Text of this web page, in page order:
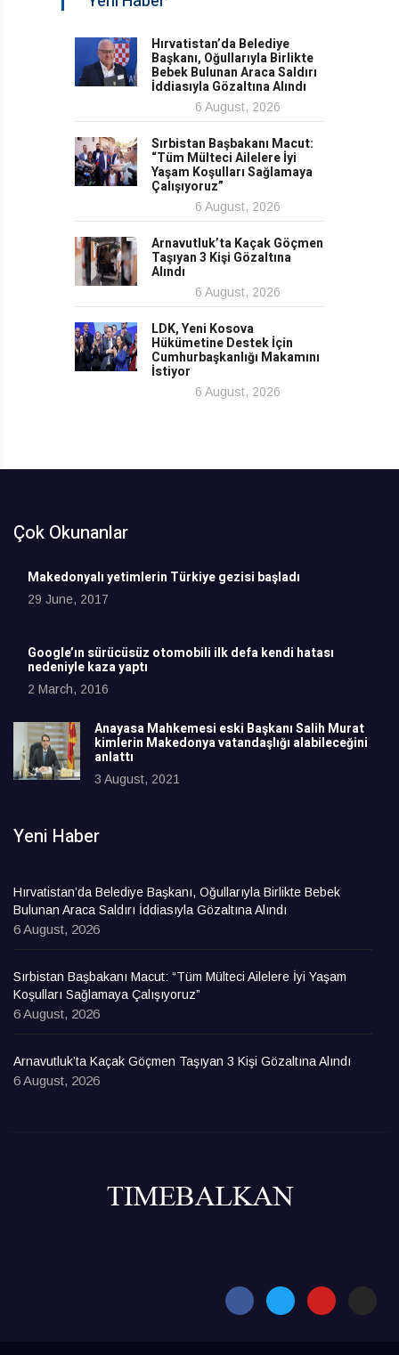
Hırvatistan’da Belediye
Başkanı, Oğullarıyla Birlikte
Bebek Bulunan Araca Saldırı
İddiasıyla Gözaltına Alındı
6 August, 2026
Sırbistan Başbakanı Macut:
“Tüm Mülteci Ailelere İyi
Yaşam Koşulları Sağlamaya
Çalışıyoruz”
6 August, 2026
Arnavutluk’ta Kaçak Göçmen
Taşıyan 3 Kişi Gözaltına
Alındı
6 August, 2026
LDK, Yeni Kosova
Hükümetine Destek İçin
Cumhurbaşkanlığı Makamını
İstiyor
6 August, 2026
Çok Okunanlar
Makedonyalı yetimlerin Türkiye gezisi başladı
29 June, 2017
Google’ın sürücüsüz otomobili ilk defa kendi hatası
nedeniyle kaza yaptı
2 March, 2016
Anayasa Mahkemesi eski Başkanı Salih Murat
kimlerin Makedonya vatandaşlığı alabileceğini
anlattı
3 August, 2021
Yeni Haber
Hırvatistan’da Belediye Başkanı, Oğullarıyla Birlikte Bebek
Bulunan Araca Saldırı İddiasıyla Gözaltına Alındı
6 August, 2026
Sırbistan Başbakanı Macut: “Tüm Mülteci Ailelere İyi Yaşam
Koşulları Sağlamaya Çalışıyoruz”
6 August, 2026
Arnavutluk’ta Kaçak Göçmen Taşıyan 3 Kişi Gözaltına Alındı
6 August, 2026